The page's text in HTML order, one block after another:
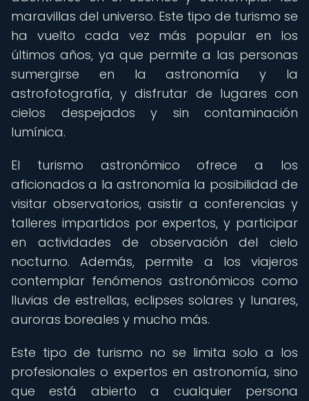
maravillas del universo. Este tipo de turismo se
ha vuelto cada vez más popular en los
últimos años, ya que permite a las personas
sumergirse en la astronomía y la
astrofotografía, y disfrutar de lugares con
cielos despejados y sin contaminación
lumínica.
El turismo astronómico ofrece a los
aficionados a la astronomía la posibilidad de
visitar observatorios, asistir a conferencias y
talleres impartidos por expertos, y participar
en actividades de observación del cielo
nocturno. Además, permite a los viajeros
contemplar fenómenos astronómicos como
lluvias de estrellas, eclipses solares y lunares,
auroras boreales y mucho más.
Este tipo de turismo no se limita solo a los
profesionales o expertos en astronomía, sino
que está abierto a cualquier persona